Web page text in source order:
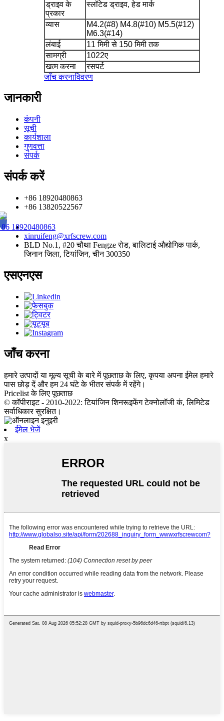
ड्राइव के
प्रकार
स्लॉटेड ड्राइव, हेड मार्क
व्यास
M4.2(#8) M4.8(#10) M5.5(#12)
M6.3(#14)
लंबाई
11 मिमी से 150 मिमी तक
सामग्री
1022ए
खत्म करना
रसपर्ट
जाँच करनाविवरण
जानकारी
कंपनी
सूची
कार्यशाला
गुणवत्ता
संपर्क
संपर्क करें
+86 18920480863
+86 13820522567
18920480863
xinruifeng@xrfscrew.com
BLD No.1, #20 चौथा Fengze रोड, बालिटाई औद्योगिक पार्क,
जिनान जिला, टियांजिन, चीन 300350
एसएनएस
जाँच करना
हमारे उत्पादों या मूल्य सूची के बारे में पूछताछ के लिए, कृपया अपना ईमेल हमारे
पास छोड़ दें और हम 24 घंटे के भीतर संपर्क में रहेंगे।
Pricelist के लिए पूछताछ
© कॉपीराइट - 2010-2022: टियांजिन शिनरूइफेंग टेक्नोलॉजी कं, लिमिटेड
सर्वाधिकार सुरक्षित।
ईमेल भेजें
x